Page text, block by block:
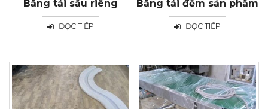
Băng tải sầu riêng
ĐỌC TIẾP
Băng tải đếm sản phẩm
ĐỌC TIẾP